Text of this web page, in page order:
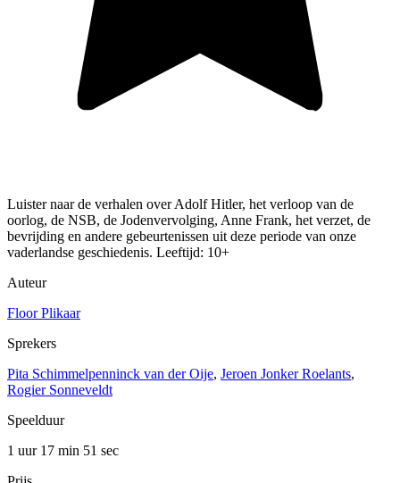
Luister naar de verhalen over Adolf Hitler, het verloop van de
oorlog, de NSB, de Jodenvervolging, Anne Frank, het verzet, de
bevrijding en andere gebeurtenissen uit deze periode van onze
vaderlandse geschiedenis. Leeftijd: 10+
Auteur
Floor Plikaar
Sprekers
Pita Schimmelpenninck van der Oije, Jeroen Jonker Roelants,
Rogier Sonneveldt
Speelduur
1 uur 17 min 51 sec